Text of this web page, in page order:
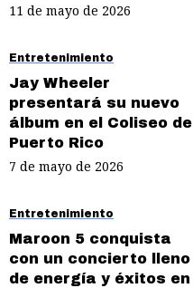
11 de mayo de 2026
Entretenimiento
Jay Wheeler
presentará su nuevo
álbum en el Coliseo de
Puerto Rico
7 de mayo de 2026
Entretenimiento
Maroon 5 conquista
con un concierto lleno
de energía y éxitos en